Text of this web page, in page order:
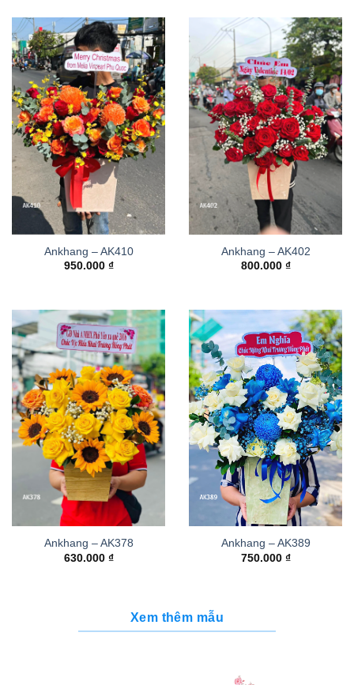
Ankhang – AK410
950.000 ₫
Ankhang – AK402
800.000 ₫
Ankhang – AK378
630.000 ₫
Ankhang – AK389
750.000 ₫
Xem thêm mẫu